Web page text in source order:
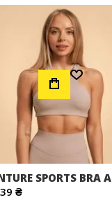
Додати до Списку Бажань
SPORTS BRA
₴